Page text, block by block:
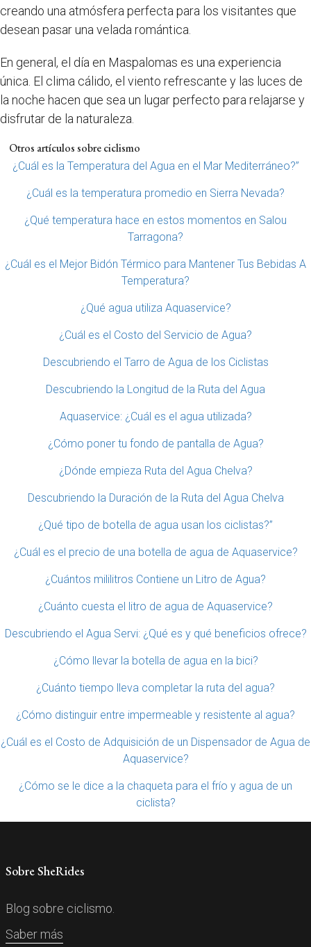
creando una atmósfera perfecta para los visitantes que
desean pasar una velada romántica.
En general, el día en Maspalomas es una experiencia
única. El clima cálido, el viento refrescante y las luces de
la noche hacen que sea un lugar perfecto para relajarse y
disfrutar de la naturaleza.
Otros artículos sobre ciclismo
¿Cuál es la Temperatura del Agua en el Mar Mediterráneo?”
¿Cuál es la temperatura promedio en Sierra Nevada?
¿Qué temperatura hace en estos momentos en Salou
Tarragona?
¿Cuál es el Mejor Bidón Térmico para Mantener Tus Bebidas A
Temperatura?
¿Qué agua utiliza Aquaservice?
¿Cuál es el Costo del Servicio de Agua?
Descubriendo el Tarro de Agua de los Ciclistas
Descubriendo la Longitud de la Ruta del Agua
Aquaservice: ¿Cuál es el agua utilizada?
¿Cómo poner tu fondo de pantalla de Agua?
¿Dónde empieza Ruta del Agua Chelva?
Descubriendo la Duración de la Ruta del Agua Chelva
¿Qué tipo de botella de agua usan los ciclistas?”
¿Cuál es el precio de una botella de agua de Aquaservice?
¿Cuántos mililitros Contiene un Litro de Agua?
¿Cuánto cuesta el litro de agua de Aquaservice?
Descubriendo el Agua Servi: ¿Qué es y qué beneficios ofrece?
¿Cómo llevar la botella de agua en la bici?
¿Cuánto tiempo lleva completar la ruta del agua?
¿Cómo distinguir entre impermeable y resistente al agua?
¿Cuál es el Costo de Adquisición de un Dispensador de Agua de
Aquaservice?
¿Cómo se le dice a la chaqueta para el frío y agua de un
ciclista?
Sobre SheRides
Blog sobre ciclismo.
Saber más